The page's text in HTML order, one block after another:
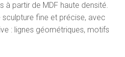
à partir de MDF haute densité.
fine et précise, avec
: lignes géométriques, motifs